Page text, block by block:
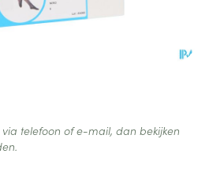
telefoon of e-mail, dan bekijken